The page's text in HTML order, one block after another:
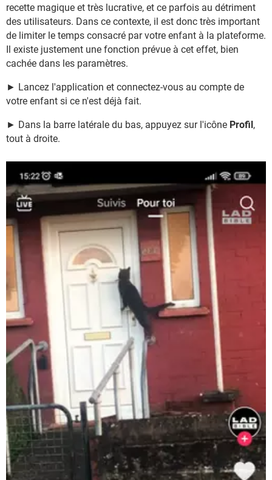
recette magique et très lucrative, et ce parfois au détriment
des utilisateurs. Dans ce contexte, il est donc très important
de limiter le temps consacré par votre enfant à la plateforme.
Il existe justement une fonction prévue à cet effet, bien
cachée dans les paramètres.
► Lancez l'application et connectez-vous au compte de
votre enfant si ce n'est déjà fait.
► Dans la barre latérale du bas, appuyez sur l'icône Profil,
tout à droite.